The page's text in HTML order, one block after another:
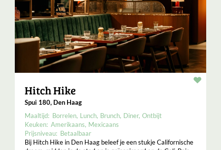
Hitch Hike
Spui 180, Den Haag
Maaltijd: Borrelen Lunch Brunch Diner Ontbijt
Keuken: Amerikaans Mexicaans
Prijsniveau: Betaalbaar
Bij Hitch Hike in Den Haag beleef je een stukje Californische